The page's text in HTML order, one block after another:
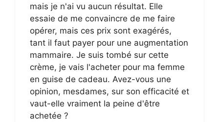
mais je n'ai vu aucun résultat. Elle
essaie de me convaincre de me faire
opérer, mais ces prix sont exagérés,
tant il faut payer pour une augmentation
mammaire. Je suis tombé sur cette
crème, je vais l'acheter pour ma femme
en guise de cadeau. Avez-vous une
opinion, mesdames, sur son efficacité et
vaut-elle vraiment la peine d'être
achetée ?